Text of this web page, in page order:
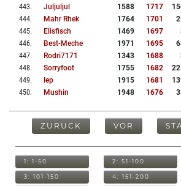
443. Juljuljul 1588 1717
444. Mahr Rhek 1764 1701
445. Elisfisch 1469 1697
446. Best-Meche 1971 1695
447. Rodri7171 1343 1688
448. Sorryfoot 1755 1682
449. Iep 1915 1681
450. Mushin 1948 1676
ZURÜCK VOR
1: 1-50 2: 51-100
3: 101-150 4: 151-200